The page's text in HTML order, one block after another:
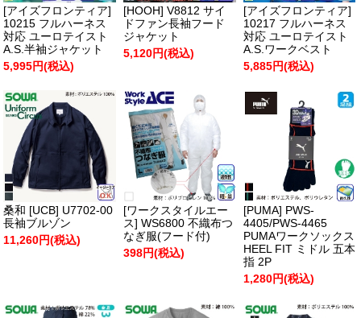
[アイズフロンティア]
10215 フルハーネス
対応 ユーロテイスト
A.S.半袖ジャケット
5,995円(税込)
[HOOH] V8812 サイ
ドファン長袖フード
ジャケット
5,120円(税込)
[アイズフロンティア]
10217 フルハーネス
対応 ユーロテイスト
A.S.ワークベスト
5,885円(税込)
桑和 [UCB] U7702-00
長袖ブルゾン
11,260円(税込)
[ワークスタイルエー
ス] WS6800 不織布つ
なぎ服(フード付)
398円(税込)
[PUMA] PWS-
4405/PWS-4465
PUMAワークソックス
HEEL FIT ミドル 五本
指 2P
1,280円(税込)